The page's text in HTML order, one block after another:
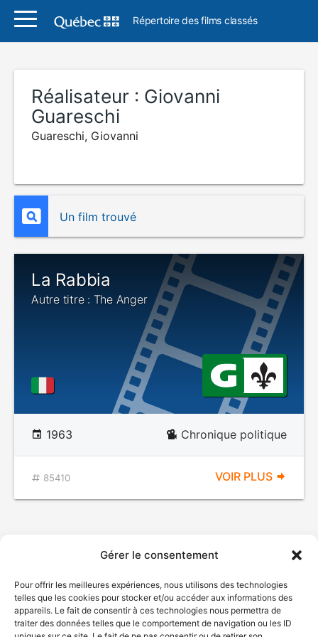
Gérer le consentement
Pour offrir les meilleures expériences, nous utilisons des technologies
telles que les cookies pour stocker et/ou accéder aux informations des
appareils. Le fait de consentir à ces technologies nous permettra de
traiter des données telles que le comportement de navigation ou les ID
Répertoire des films classés
Réalisateur : Giovanni
Guareschi
Guareschi, Giovanni
Un film trouvé
La Rabbia
Autre titre : The Anger
1963 Chronique politique
85410 VOIR PLUS